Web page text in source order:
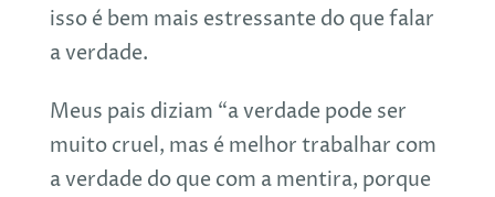
isso é bem mais estressante do que falar
a verdade.
Meus pais diziam “a verdade pode ser
muito cruel, mas é melhor trabalhar com
a verdade do que com a mentira, porque